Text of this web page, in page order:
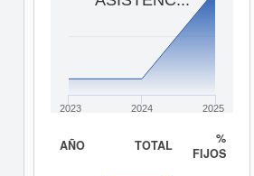
2023 2024 2025
AÑO TOTAL
%
FIJOS